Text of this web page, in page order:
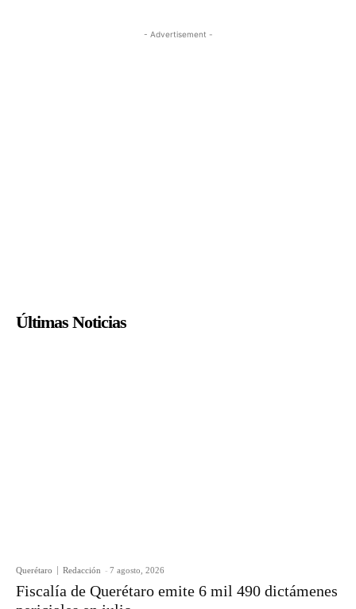
- Advertisement -
Últimas Noticias
Querétaro Redacción - 7 agosto, 2026
Fiscalía de Querétaro emite 6 mil 490 dictámenes